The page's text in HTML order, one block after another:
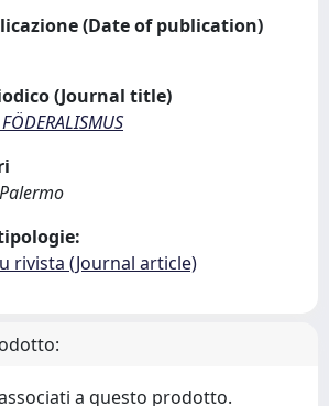
(Date of publication)
(Journal title)
rivista (Journal article)
a questo prodotto.